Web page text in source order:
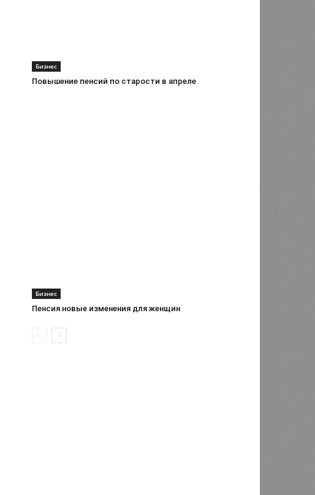
Бизнес
Повышение пенсий по старости в апреле
Бизнес
Пенсия новые изменения для женщин